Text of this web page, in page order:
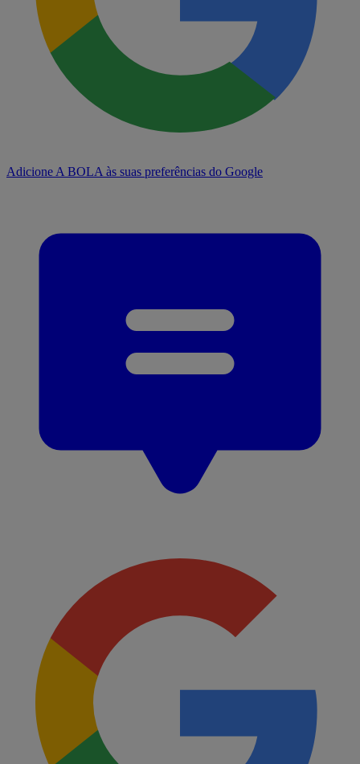
Adicione A BOLA às suas preferências do Google